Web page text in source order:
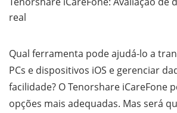
real
Qual ferramenta pode ajudá-lo a
PCs e dispositivos iOS e gerenciar
facilidade? O Tenorshare iCareFone
opções mais adequadas. Mas será